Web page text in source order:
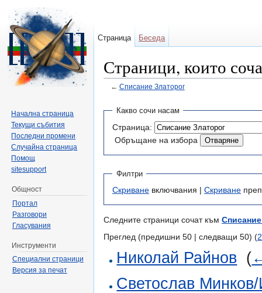
Страници, които
← Списание Златорог
Какво сочи насам
Страница:
Обръщане на избора
Филтри
Скриване включвания | Скриване
Следните страници сочат към
Преглед (предишни 50 | следващи 50) (
Николай Райнов (
Светослав
Страница Беседа
Начална страница
Текущи събития
Последни промени
Случайна страница
Помощ
sitesupport
Общност
Портал
Разговори
Гласувания
Инструменти
Специални страници
Версия за печат